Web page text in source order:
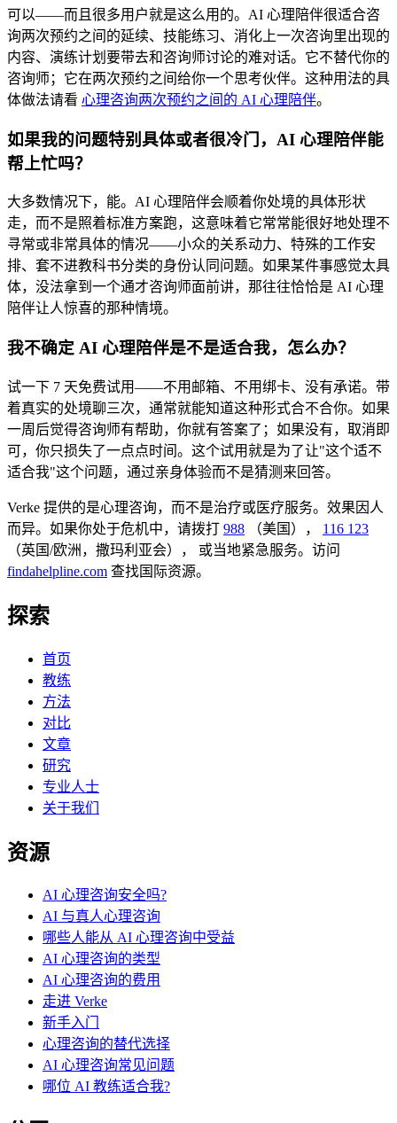
可以——而且很多用户就是这么用的。AI 心理陪伴很适合咨
询两次预约之间的延续、技能练习、消化上一次咨询里出现的
内容、演练计划要带去和咨询师讨论的难对话。它不替代你的
咨询师；它在两次预约之间给你一个思考伙伴。这种用法的具
体做法请看 心理咨询两次预约之间的 AI 心理陪伴。
如果我的问题特别具体或者很冷门，AI 心理陪伴能
帮上忙吗？
大多数情况下，能。AI 心理陪伴会顺着你处境的具体形状
走，而不是照着标准方案跑，这意味着它常常能很好地处理不
寻常或非常具体的情况——小众的关系动力、特殊的工作安
排、套不进教科书分类的身份认同问题。如果某件事感觉太具
体，没法拿到一个通才咨询师面前讲，那往往恰恰是 AI 心理
陪伴让人惊喜的那种情境。
我不确定 AI 心理陪伴是不是适合我，怎么办？
试一下 7 天免费试用——不用邮箱、不用绑卡、没有承诺。带
着真实的处境聊三次，通常就能知道这种形式合不合你。如果
一周后觉得咨询师有帮助，你就有答案了；如果没有，取消即
可，你只损失了一点点时间。这个试用就是为了让"这个适不
适合我"这个问题，通过亲身体验而不是猜测来回答。
Verke 提供的是心理咨询，而不是治疗或医疗服务。效果因人
而异。如果你处于危机中，请拨打 988 （美国），
116 123
（英国/欧洲，撒玛利亚会），
或当地紧急服务。访问
findahelpline.com 查找国际资源。
探索
首页
教练
方法
对比
文章
研究
专业人士
关于我们
资源
AI 心理咨询安全吗?
AI 与真人心理咨询
哪些人能从 AI 心理咨询中受益
AI 心理咨询的类型
AI 心理咨询的费用
走进 Verke
新手入门
心理咨询的替代选择
AI 心理咨询常见问题
哪位 AI 教练适合我?